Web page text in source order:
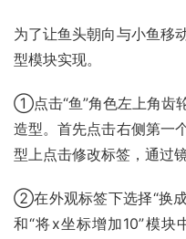
为了让鱼头朝向与小鱼移
型模块实现。
①点击“鱼”角色左上角齿
造型。首先点击右侧第一
型上点击修改标签，通过
②在外观标签下选择“换
和“将x坐标增加10”模块